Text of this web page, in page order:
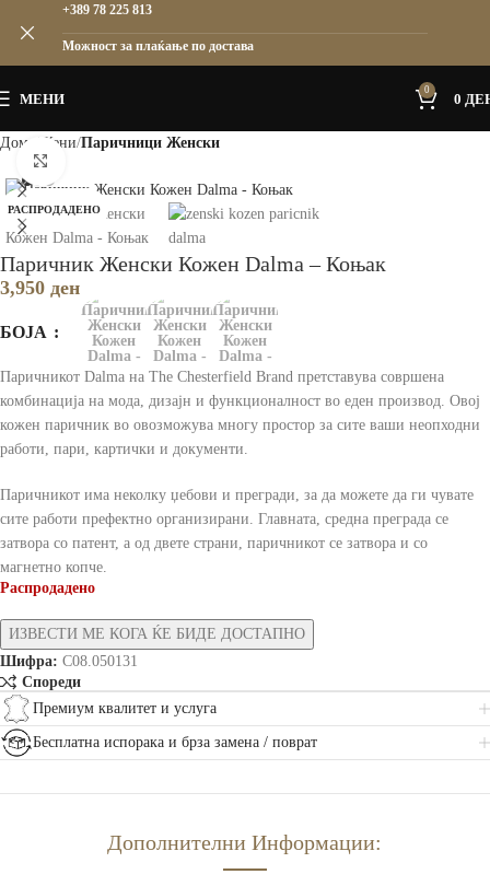
МЕНИ
0
0
Дома Жени Паричници Женски
РАСПРОДАДЕНО
Паричник Женски Кожен Dalma – Коњак
3,950 ден
БОЈА
Паричникот Dalma на The Chesterfield Brand претставува совршена
комбинација на мода, дизајн и функционалност во еден производ. Овој
кожен паричник во овозможува многу простор за сите ваши неопходни
работи, пари, картички и документи.
Паричникот има неколку џебови и прегради, за да можете да ги чувате
сите работи префектно организирани. Главната, средна преграда се
затвора со патент, а од двете страни, паричникот се затвора и со
магнетно копче.
Распродадено
Шифра: C08.050131
Спореди
Премиум квалитет и услуга
Бесплатна испорака и брза замена / поврат
Дополнителни Информации:
+389 78 225 813
Можност за плаќање по достава